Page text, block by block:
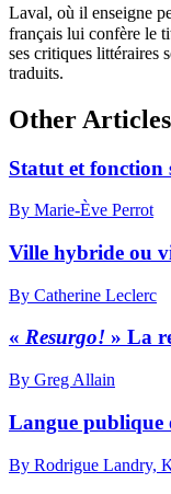
Laval, où il enseigne
français lui confère le
ses critiques littéraires
traduits.
Other
Statut et fonction
By Marie-Ève Perrot
Ville hybride ou
By Catherine Leclerc
« Resurgo! » La
By Greg Allain
Langue publique
By Rodrigue Landry,